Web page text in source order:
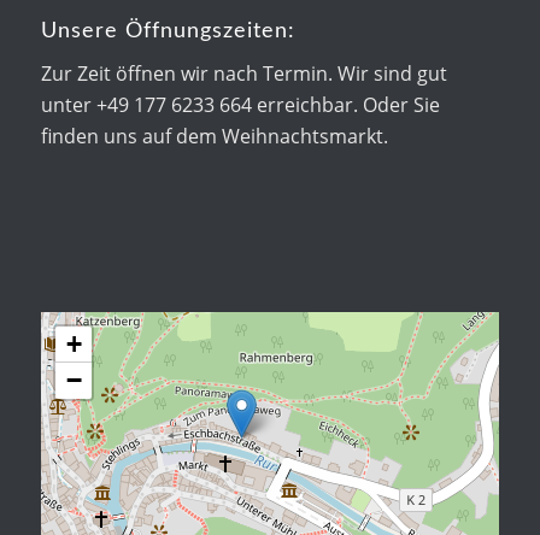
Unsere Öffnungszeiten:
Zur Zeit öffnen wir nach Termin. Wir sind gut
unter +49 177 6233 664 erreichbar. Oder Sie
finden uns auf dem Weihnachtsmarkt.
+
−